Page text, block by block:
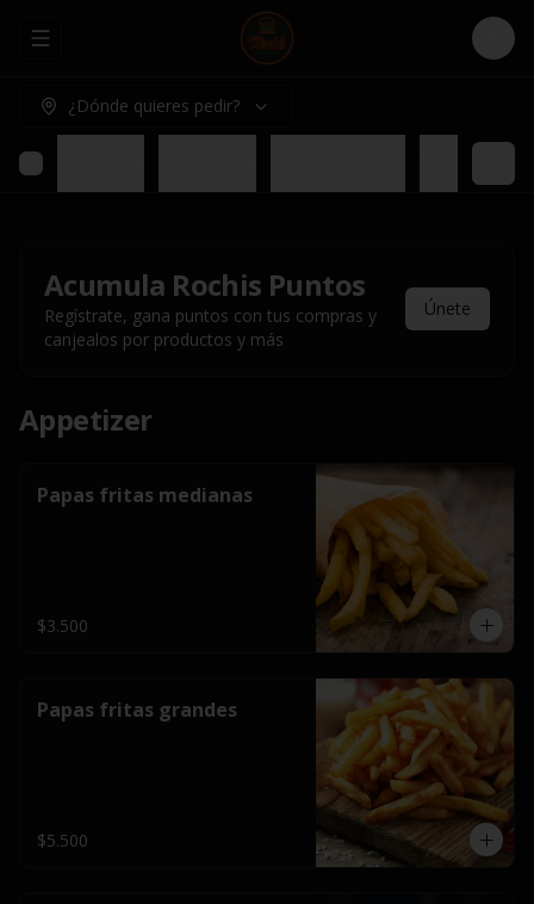
Abrir menu de navegación Login
¿Dónde quieres pedir?
Acumula Rochis Puntos
Regístrate, gana puntos con tus compras y
canjealos por productos y más
Únete
Appetizer
Papas fritas medianas
$3.500
Papas fritas grandes
$5.500